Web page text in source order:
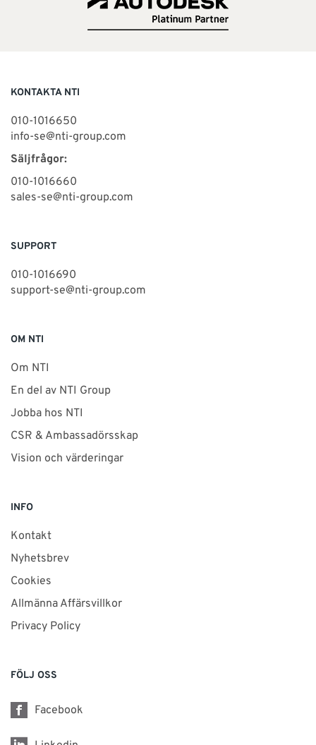
KONTAKTA NTI
010-1016650
info-se@nti-group.com
Säljfrågor:
010-1016660
sales-se@nti-group.com
SUPPORT
010-1016690
support-se@nti-group.com
OM NTI
Om NTI
En del av NTI Group
Jobba hos NTI
CSR & Ambassadörsskap
Vision och värderingar
INFO
Kontakt
Nyhetsbrev
Cookies
Allmänna Affärsvillkor
Privacy Policy
FÖLJ OSS
Facebook